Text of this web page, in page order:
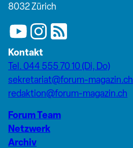
8032 Zürich
Kontakt
Tel. 044 555 70 10 (Di, Do)
sekretariat@forum-magazin.ch
redaktion@forum-magazin.ch
Forum Team
Netzwerk
Archiv